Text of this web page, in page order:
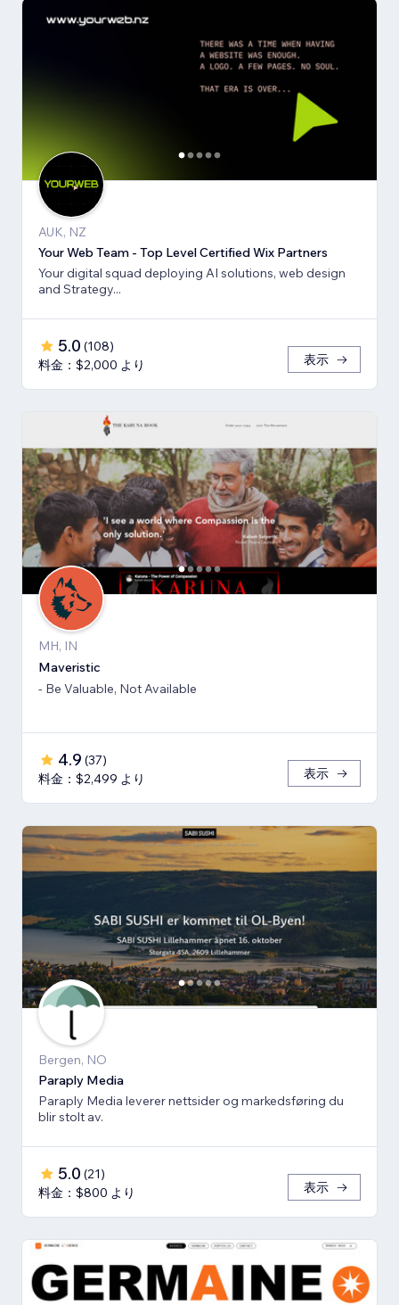
AUK, NZ
Your Web Team - Top Level Certified Wix Partners
Your digital squad deploying AI solutions, web design
and Strategy...
5.0 (108)
料金：$2,000 より
表示
MH, IN
Maveristic
- Be Valuable, Not Available
4.9 (37)
料金：$2,499 より
表示
Bergen, NO
Paraply Media
Paraply Media leverer nettsider og markedsføring du
blir stolt av.
5.0 (21)
料金：$800 より
表示